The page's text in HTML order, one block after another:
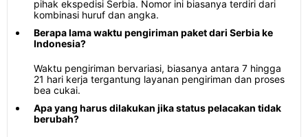
pihak ekspedisi Serbia. Nomor ini biasanya terdiri dari
kombinasi huruf dan angka.
Berapa lama waktu pengiriman paket dari Serbia ke
Indonesia?
Waktu pengiriman bervariasi, biasanya antara 7 hingga
21 hari kerja tergantung layanan pengiriman dan proses
bea cukai.
Apa yang harus dilakukan jika status pelacakan tidak
berubah?